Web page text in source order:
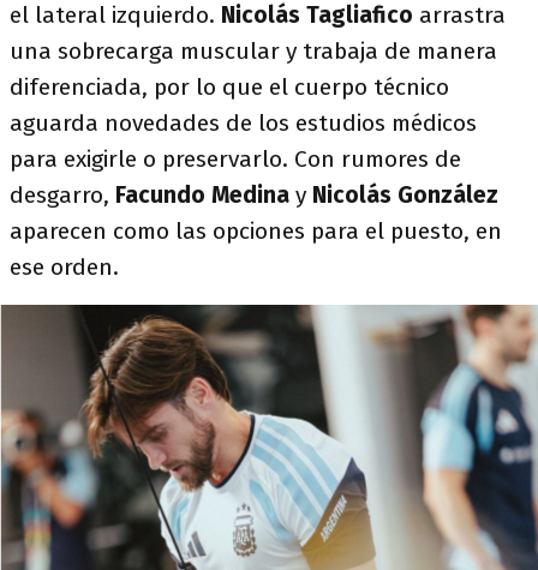
el lateral izquierdo. Nicolás Tagliafico arrastra
una sobrecarga muscular y trabaja de manera
diferenciada, por lo que el cuerpo técnico
aguarda novedades de los estudios médicos
para exigirle o preservarlo. Con rumores de
desgarro, Facundo Medina y Nicolás González
aparecen como las opciones para el puesto, en
ese orden.